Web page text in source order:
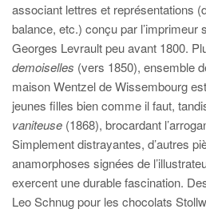
associant lettres et représentations
balance, etc.) conçu par l’imprimeur
Georges Levrault peu avant 1800.
demoiselles (vers 1850), ensemble
maison Wentzel de Wissembourg
jeunes filles bien comme il faut,
vaniteuse (1868), brocardant
Simplement distrayantes, d’autres
anamorphoses signées de
exercent une durable fascination.
Leo Schnug pour les chocolats